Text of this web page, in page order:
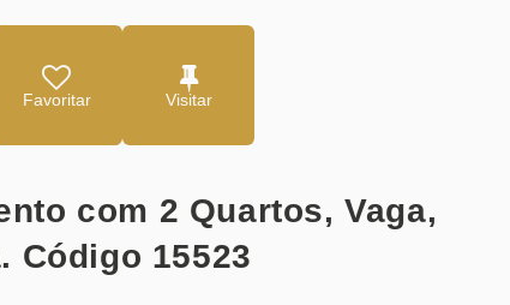
Favoritar
com 2 Quartos, Vaga,
Código 15523